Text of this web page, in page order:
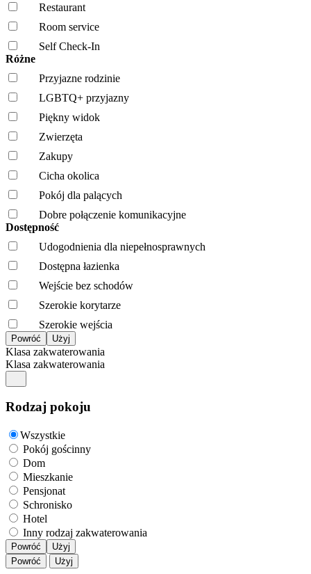
Restaurant
Room service
Self Check-In
Różne
Przyjazne rodzinie
LGBTQ+ przyjazny
Piękny widok
Zwierzęta
Zakupy
Cicha okolica
Pokój dla palących
Dobre połączenie komunikacyjne
Dostępność
Udogodnienia dla niepełnosprawnych
Dostępna łazienka
Wejście bez schodów
Szerokie korytarze
Szerokie wejścia
Klasa zakwaterowania
Klasa zakwaterowania
Rodzaj pokoju
Wszystkie
Pokój gościnny
Dom
Mieszkanie
Pensjonat
Schronisko
Hotel
Inny rodzaj zakwaterowania
Powróć
Użyj
Powróć
Użyj